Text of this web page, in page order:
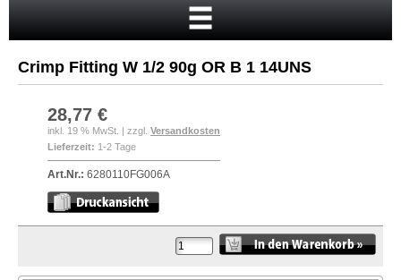
Mein Konto
Neukunde?
Kasse
Anmelden
Crimp Fitting W 1/2 90g OR B 1 14UNS
28,77 €
inkl. 19 % MwSt. | zzgl. Versandkosten
Lieferzeit: 1-2 Tage
Art.Nr.: 6280110FG006A